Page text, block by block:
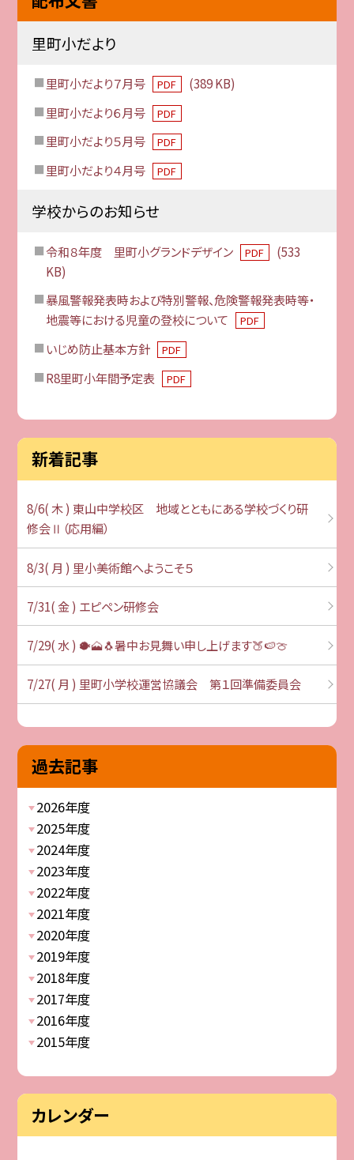
里町小だより
里町小だより７月号 PDF
(389 KB)
里町小だより６月号
PDF
里町小だより５月号 PDF
里町小だより４月号 PDF
学校からのお知らせ
令和８年度 里町小グランドデザイン PDF
(533
KB)
暴風警報発表時および特別警報、危険警報発表時等・
地震等における児童の登校について
PDF
いじめ防止基本方針 PDF
R8里町小年間予定表 PDF
新着記事
8/6( 木 ) 東山中学校区 地域とともにある学校づくり研
修会Ⅱ（応用編）
8/3( 月 ) 里小美術館へようこそ５
7/31( 金 ) エピペン研修会
7/29( 水 ) 🐡🗻🐧暑中お見舞い申し上げます🍑🍉🍈
7/27( 月 ) 里町小学校運営協議会 第１回準備委員会
過去記事
2026年度
2025年度
2024年度
2023年度
2022年度
2021年度
2020年度
2019年度
2018年度
2017年度
2016年度
2015年度
カレンダー